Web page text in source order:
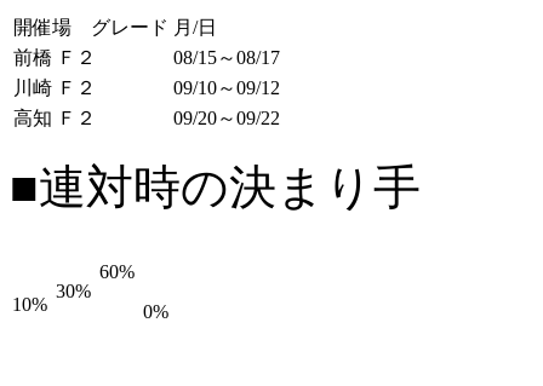
開催場 グレード 月/日
前橋 Ｆ２
08/15～08/17
川崎 Ｆ２
09/10～09/12
高知 Ｆ２
09/20～09/22
■連対時の決まり手
10%
30%
60%
0%